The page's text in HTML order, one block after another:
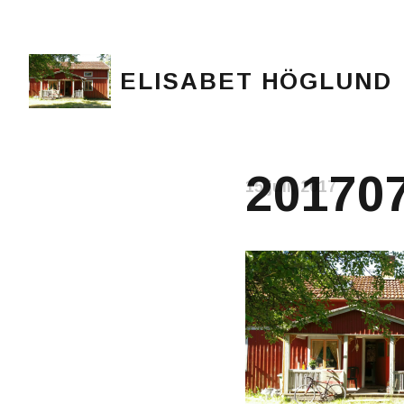
ELISABET HÖGLUND
15 juli, 2017